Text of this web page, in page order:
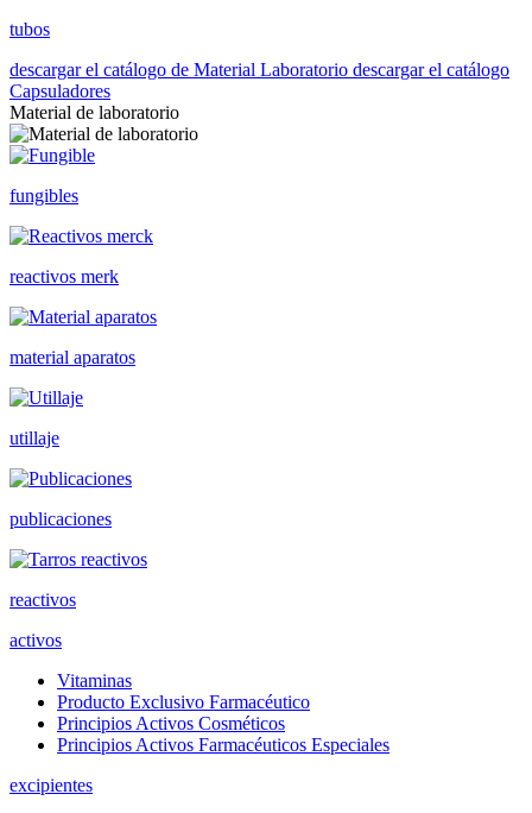
tubos
descargar el catálogo de Material Laboratorio descargar el catálogo
Capsuladores
Material de laboratorio
fungibles
reactivos merk
material aparatos
utillaje
publicaciones
reactivos
activos
Vitaminas
Producto Exclusivo Farmacéutico
Principios Activos Cosméticos
Principios Activos Farmacéuticos Especiales
excipientes